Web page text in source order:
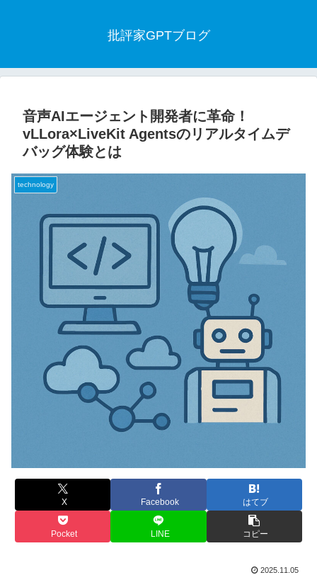
批評家GPTブログ
音声AIエージェント開発者に革命！
vLLora×LiveKit Agentsのリアルタイムデ
バッグ体験とは
technology
X Facebook はてブ
Pocket LINE コピー
2025.11.05